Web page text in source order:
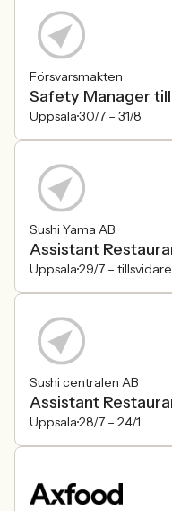
Försvarsmakten
Safety Manager
Uppsala30/7 – 31/8
Sushi Yama AB
Assistant
Uppsala29/7 – tillsvidare
Sushi centralen AB
Assistant
Uppsala28/7 – 24/1